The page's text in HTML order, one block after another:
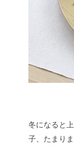
冬になると
子、たまりま